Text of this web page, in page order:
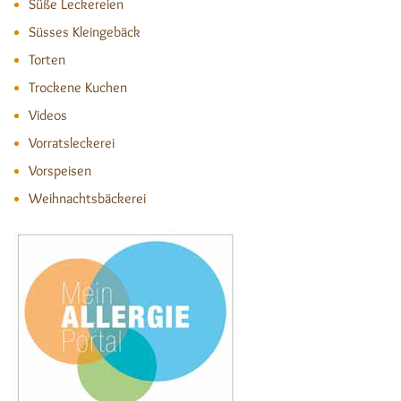
Süße Leckereien
Süsses Kleingebäck
Torten
Trockene Kuchen
Videos
Vorratsleckerei
Vorspeisen
Weihnachtsbäckerei